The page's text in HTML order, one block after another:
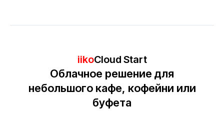
iikoCloud Start
Облачное решение для
небольшого кафе, кофейни или
буфета